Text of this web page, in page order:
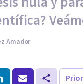
Amador